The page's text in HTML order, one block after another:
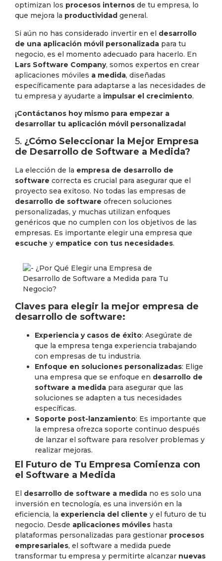
optimizan los procesos internos de tu empresa, lo
que mejora la productividad general.
Si aún no has considerado invertir en el desarrollo
de una aplicación móvil personalizada para tu
negocio, es el momento adecuado para hacerlo. En
Lars Software Company, somos expertos en crear
aplicaciones móviles a medida, diseñadas
específicamente para adaptarse a las necesidades de
tu empresa y ayudarte a impulsar el crecimiento.
¡Contáctanos hoy mismo para empezar a
desarrollar tu aplicación móvil personalizada!
5. ¿Cómo Seleccionar la Mejor Empresa
de Desarrollo de Software a Medida?
La elección de la empresa de desarrollo de
software correcta es crucial para asegurar que el
proyecto sea exitoso. No todas las empresas de
desarrollo de software ofrecen soluciones
personalizadas, y muchas utilizan enfoques
genéricos que no cumplen con los objetivos de las
empresas. Es importante elegir una empresa que
escuche y empatice con tus necesidades.
Claves para elegir la mejor empresa de
desarrollo de software:
Experiencia y casos de éxito: Asegúrate de
que la empresa tenga experiencia trabajando
con empresas de tu industria.
Enfoque en soluciones personalizadas: Elige
una empresa que se enfoque en desarrollo de
software a medida para asegurar que las
soluciones se adapten a tus necesidades
específicas.
Soporte post-lanzamiento: Es importante que
la empresa ofrezca soporte continuo después
de lanzar el software para resolver problemas y
realizar mejoras.
El Futuro de Tu Empresa Comienza con
el Software a Medida
El desarrollo de software a medida no es solo una
inversión en tecnología, es una inversión en la
eficiencia, la experiencia del cliente y el futuro de tu
negocio. Desde aplicaciones móviles hasta
plataformas personalizadas para gestionar procesos
empresariales, el software a medida puede
transformar tu empresa y permitirte alcanzar nuevas